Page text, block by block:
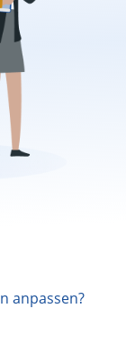
anpassen?